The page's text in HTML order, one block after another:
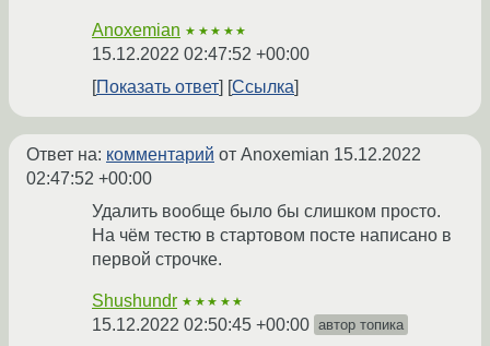
Anoxemian ★★★★★
15.12.2022 02:47:52 +00:00
Показать ответ
Ссылка
Ответ на: комментарий от Anoxemian 15.12.2022
02:47:52 +00:00
Удалить вообще было бы слишком просто.
На чём тестю в стартовом посте написано в
первой строчке.
Shushundr ★★★★★
15.12.2022 02:50:45 +00:00 автор топика